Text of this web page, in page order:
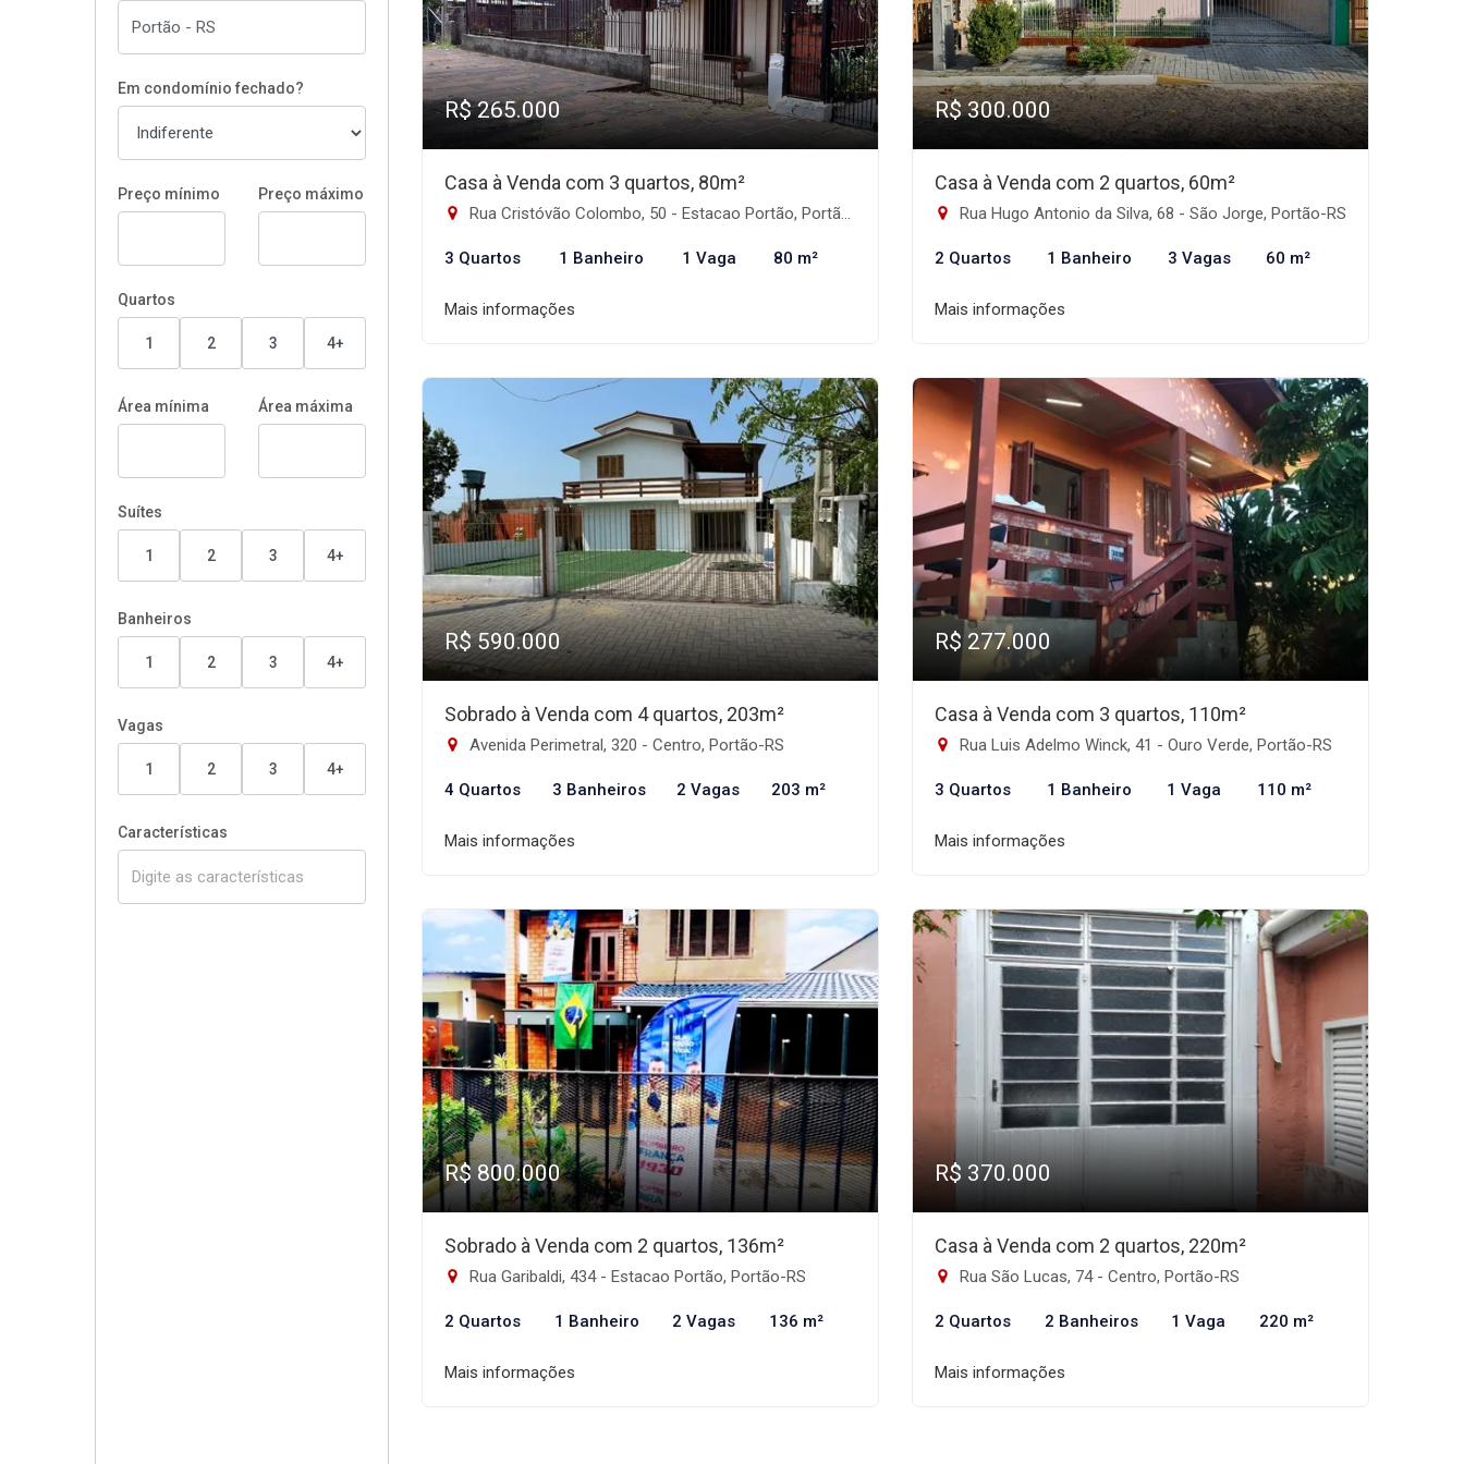
Em condomínio fechado?
Preço mínimo Preço máximo
Quartos
1 2 3 4+
Área mínima Área máxima
Suítes
1 2 3 4+
Banheiros
1 2 3 4+
Vagas
1 2 3 4+
Características
R$ 265.000
Casa à Venda com 3 quartos, 80m²
Rua Cristóvão Colombo, 50 - Estacao Portão, Portão-RS
3 Quartos 1 Banheiro 1 Vaga 80 m²
Mais informações
R$ 300.000
Casa à Venda com 2 quartos, 60m²
Rua Hugo Antonio da Silva, 68 - São Jorge, Portão-RS
2 Quartos 1 Banheiro 3 Vagas 60 m²
Mais informações
R$ 590.000
Sobrado à Venda com 4 quartos, 203m²
Avenida Perimetral, 320 - Centro, Portão-RS
4 Quartos 3 Banheiros 2 Vagas 203 m²
Mais informações
R$ 277.000
Casa à Venda com 3 quartos, 110m²
Rua Luis Adelmo Winck, 41 - Ouro Verde, Portão-RS
3 Quartos 1 Banheiro 1 Vaga 110 m²
Mais informações
R$ 800.000
Sobrado à Venda com 2 quartos, 136m²
Rua Garibaldi, 434 - Estacao Portão, Portão-RS
2 Quartos 1 Banheiro 2 Vagas 136 m²
Mais informações
R$ 370.000
Casa à Venda com 2 quartos, 220m²
Rua São Lucas, 74 - Centro, Portão-RS
2 Quartos 2 Banheiros 1 Vaga 220 m²
Mais informações